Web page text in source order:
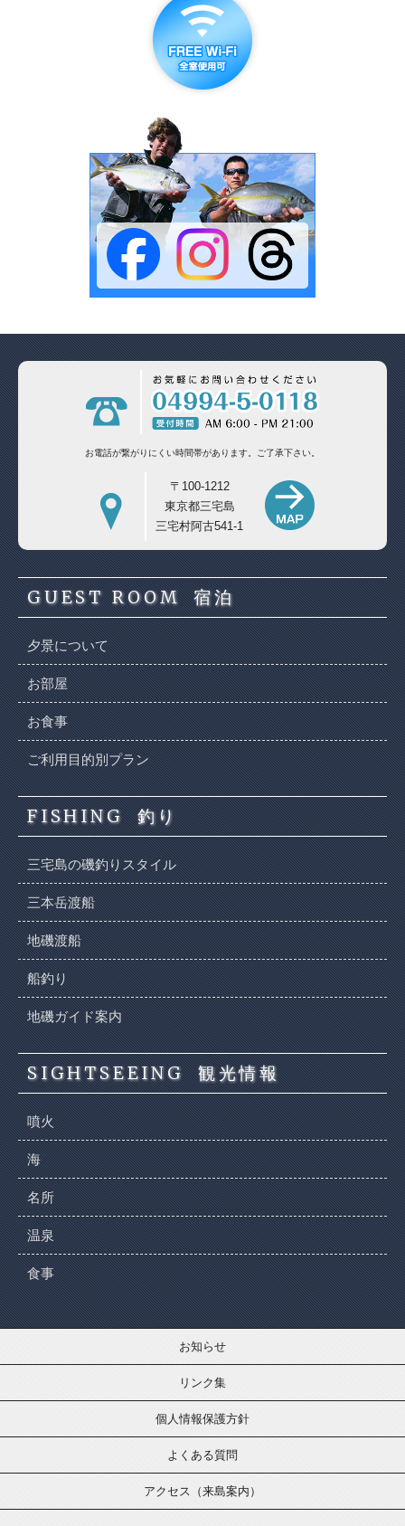
お電話が繋がりにくい時間帯があります。 ご了承下さい。
〒100-1212
東京都三宅島
三宅村阿古541-1
GUEST ROOM 宿泊
夕景について
お部屋
お食事
ご利用目的別プラン
FISHING 釣り
三宅島の磯釣りスタイル
三本岳渡船
地磯渡船
船釣り
地磯ガイド案内
SIGHTSEEING 観光情報
噴火
海
名所
温泉
食事
お知らせ
リンク集
個人情報保護方針
よくある質問
アクセス（来島案内）